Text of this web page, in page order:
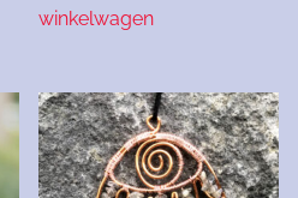
winkelwagen